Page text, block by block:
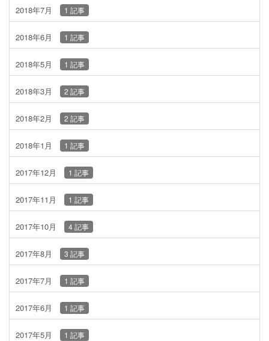
2018年7月 1 記事
2018年6月 1 記事
2018年5月 1 記事
2018年3月 2 記事
2018年2月 2 記事
2018年1月 1 記事
2017年12月 1 記事
2017年11月 1 記事
2017年10月 4 記事
2017年8月 3 記事
2017年7月 1 記事
2017年6月 1 記事
2017年5月 1 記事